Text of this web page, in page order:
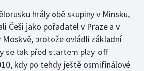
hrály obě skupiny v Minsku,
Češi jako pořadatel v Praze a v
Moskvě, protože ovládli základní
se tak před startem play-off
kdy po tehdy ještě osmifinálové